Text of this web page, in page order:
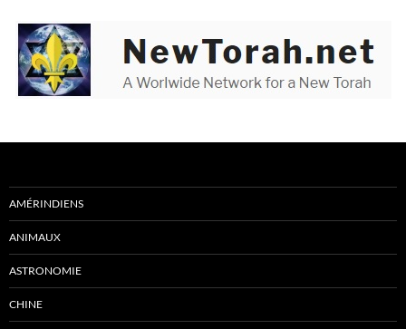
AMÉRINDIENS
ANIMAUX
ASTRONOMIE
CHINE